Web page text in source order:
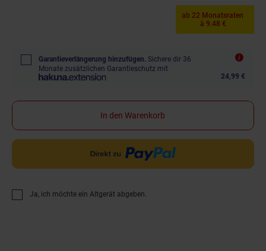
ab 22 Monatsraten
à 9.48 €
Garantieverlängerung hinzufügen. Sichere dir 36
Monate zusätzlichen Garantieschutz mit
24,99 €
In den Warenkorb
Ja, ich möchte ein Altgerät abgeben.